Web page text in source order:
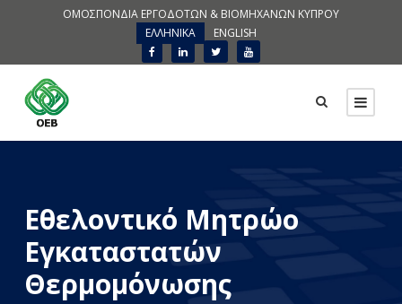
ΟΜΟΣΠΟΝΔΙΑ ΕΡΓΟΔΟΤΩΝ & ΒΙΟΜΗΧΑΝΩΝ ΚΥΠΡΟΥ
ΕΛΛΗΝΙΚΑ
ENGLISH
Εθελοντικό Μητρώο
Εγκαταστατών
Θερμομόνωσης